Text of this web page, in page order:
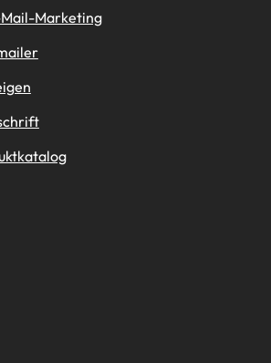
Mail-Marketing